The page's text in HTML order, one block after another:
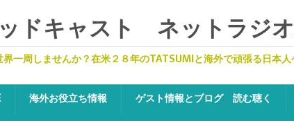
ドキャスト ネットラジ
界一周しませんか？在米２８年のTATSUMIと海外で頑張る日本
海外お役立ち情報 ゲスト情報とブログ 読む聴く